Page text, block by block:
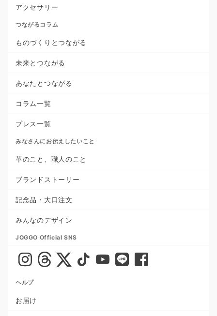
アクセサリー
つながるコラム
ものづくりとつながる
未来とつながる
あなたとつながる
コラム一覧
プレス一覧
みなさんにお伝えしたいこと
革のこと、職人のこと
ブランドストーリー
記念品・大口注文
みんなのデザイン
JOGGO Official SNS
ヘルプ
お届け